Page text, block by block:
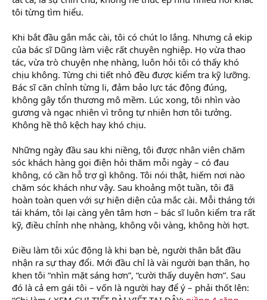
tôi từng tìm hiểu.
Khi bắt đầu gắn mắc cài, tôi có chút lo lắng. Nhưng cả ekip
của bác sĩ Dũng làm việc rất chuyên nghiệp. Họ vừa thao
tác, vừa trò chuyện nhẹ nhàng, luôn hỏi tôi có thấy khó
chịu không. Từng chi tiết nhỏ đều được kiểm tra kỹ lưỡng.
Bác sĩ căn chỉnh từng li, đảm bảo lực tác động đúng,
không gây tổn thương mô mềm. Lúc xong, tôi nhìn vào
gương và ngạc nhiên vì trông tự nhiên hơn tôi tưởng.
Không hề thô kệch hay khó chịu.
Những ngày đầu sau khi niềng, tôi được nhân viên chăm
sóc khách hàng gọi điện hỏi thăm mỗi ngày – có đau
không, có cần hỗ trợ gì không. Tôi nói thật, hiếm nơi nào
chăm sóc khách như vậy. Sau khoảng một tuần, tôi đã
hoàn toàn quen với sự hiện diện của mắc cài. Mỗi tháng tới
tái khám, tôi lại càng yên tâm hơn – bác sĩ luôn kiểm tra rất
kỹ, điều chỉnh nhẹ nhàng, không vội vàng, không hời hợt.
Điều làm tôi xúc động là khi bạn bè, người thân bắt đầu
nhận ra sự thay đổi. Mới đầu chỉ là vài người bạn thân, họ
khen tôi “nhìn mặt sáng hơn”, “cười thấy duyên hơn”. Sau
đó là cả em gái tôi – vốn là người hay để ý – phải thốt lên: